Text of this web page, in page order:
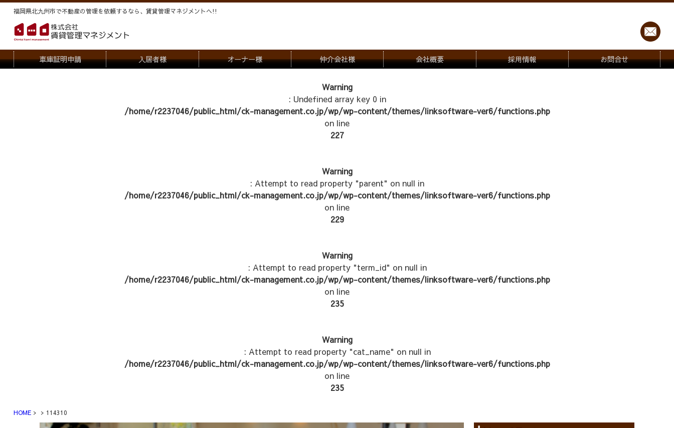
福岡県北九州市で不動産の管理を依頼するなら、賃貸管理マネジメントヘ!!
車庫証明申請 入居者様 オーナー様 仲介会社様
物件写真
管理物件紹介
会社概要 採用情報 お問合せ
Warning
: Undefined array key 0 in
/home/r2237046/public_html/ck-management.co.jp/wp/wp-content/themes/linksoftware-ver6/functions.php
on line
227
Warning
: Attempt to read property "parent" on null in
/home/r2237046/public_html/ck-management.co.jp/wp/wp-content/themes/linksoftware-ver6/functions.php
on line
229
Warning
: Attempt to read property "term_id" on null in
/home/r2237046/public_html/ck-management.co.jp/wp/wp-content/themes/linksoftware-ver6/functions.php
on line
235
Warning
: Attempt to read property "cat_name" on null in
/home/r2237046/public_html/ck-management.co.jp/wp/wp-content/themes/linksoftware-ver6/functions.php
on line
235
HOME 114310